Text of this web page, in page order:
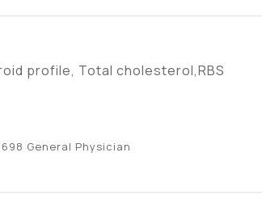
profile, Total cholesterol,RBS
General Physician